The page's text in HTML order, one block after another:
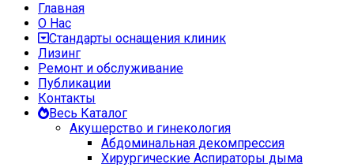
Главная
О Нас
Стандарты оснащения клиник
Лизинг
Ремонт и обслуживание
Публикации
Контакты
Весь Каталог
Акушерство и гинекология
Абдоминальная декомпрессия
Хирургические Аспираторы дыма